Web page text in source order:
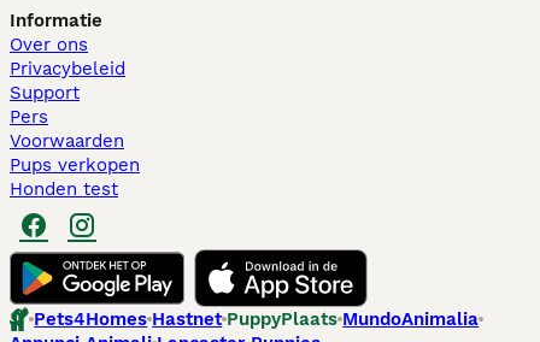
Informatie
Over ons
Privacybeleid
Support
Pers
Voorwaarden
Pups verkopen
Honden test
Pets4Homes Hastnet PuppyPlaats MundoAnimalia